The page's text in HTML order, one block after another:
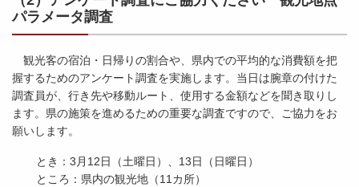
パラメータ調査
観光客の宿泊・日帰りの割合や、県内での平均的な消費額を把
握するためのアンケート調査を実施します。当日は腕章の付けた
調査員が、行き先や移動ルート、使用する金額などを聞き取りし
ます。県の施策を進めるための重要な調査ですので、ご協力をお
願いします。
とき：3月12日（土曜日）、13日（日曜日）
ところ：県内の観光地（11カ所）